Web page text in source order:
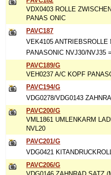
VDX0403 ROLLE
PANAS ONIC
PAVC187
VEK4105 ANTRIEBSROLLE
PANASONIC NVJ30/NVJ35
PAVC189/G
VEH0237 A/C KOPF
PAVC194/G
VDG0278/VDG0143
PAVC200/G
VML1861 UMLENKARM
NVL20
PAVC201/G
VDG0421
PAVC206/G